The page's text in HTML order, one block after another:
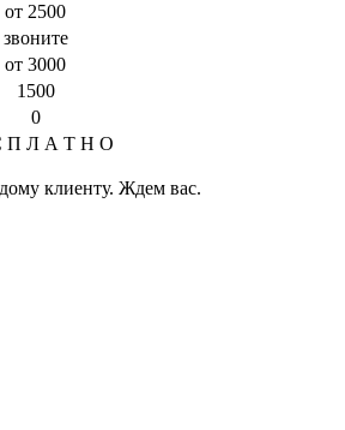
от 2500
звоните
от 3000
1500
0
П Л А Т Н О
клиенту. Ждем вас.